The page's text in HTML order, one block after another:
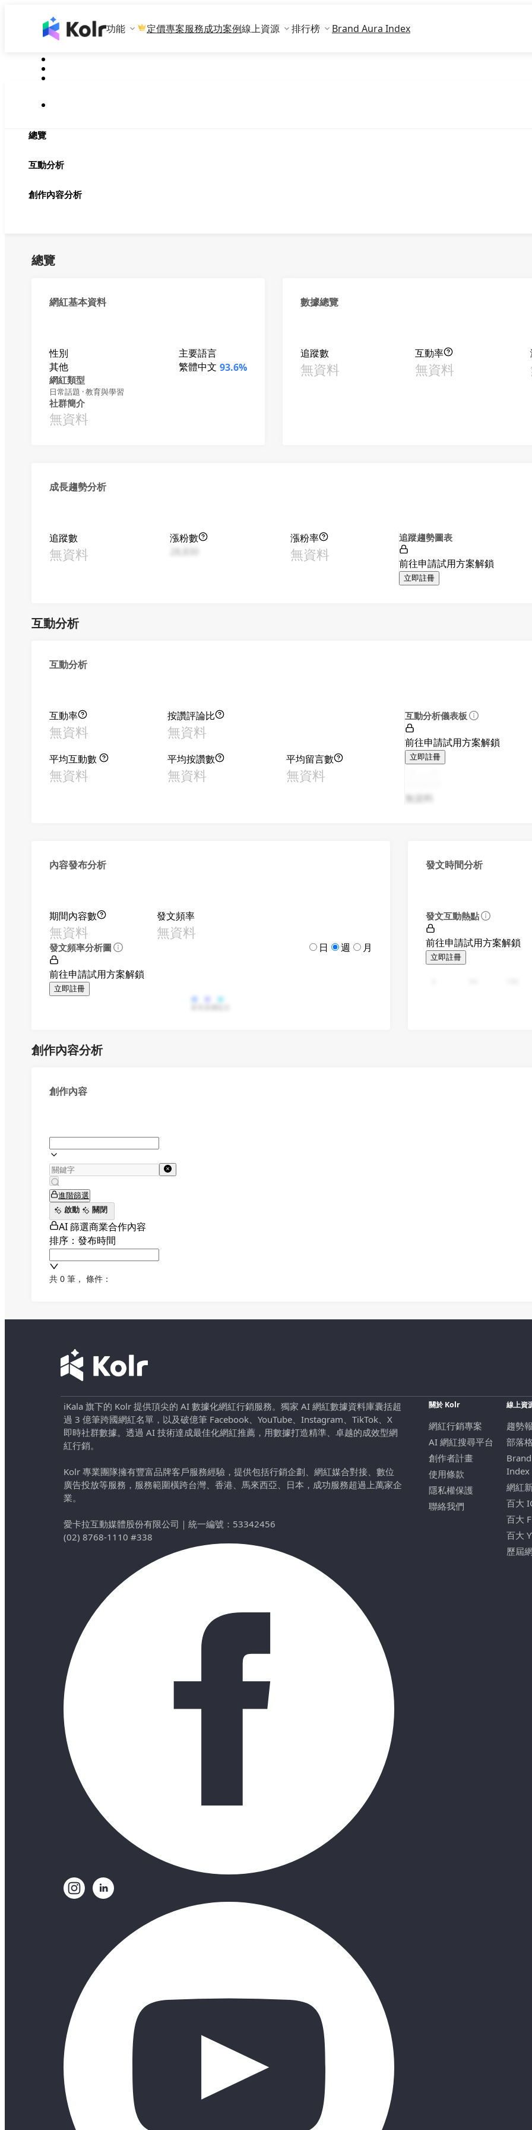
功能 定價專案服務成功案例線上資源 排行榜 Brand Aura Index
總覽
互動分析
創作內容分析
總覽
網紅基本資料
性別
其他
主要語言
繁體中文 93.6%
網紅類型
日常話題 · 教育與學習
社群簡介
無資料
數據總覽
追蹤數
無資料
互動率
無資料
成長趨勢分析
追蹤數
無資料
漲粉數
漲粉率
無資料
追蹤趨勢圖表
前往申請試用方案解鎖
立即註冊
互動分析
互動分析
互動率
無資料
按讚評論比
無資料
平均互動數
無資料
平均按讚數
無資料
平均留言數
無資料
互動分析儀表板
前往申請試用方案解鎖
立即註冊
無資料
內容發布分析
期間內容數
無資料
發文頻率
無資料
發文頻率分析圖 日 週 月
前往申請試用方案解鎖
立即註冊
發文時間分析
發文互動熱點
前往申請試用方案解鎖
立即註冊
創作內容分析
創作內容
進階篩選
啟動
關閉
AI 篩選商業合作內容
排序：發布時間
共 0 筆 ， 條件：
iKala 旗下的 Kolr 提供頂尖的 AI 數據化網紅行銷服務。獨家 AI 網紅數據資料庫囊括超
過 3 億筆跨國網紅名單，以及破億筆 Facebook、YouTube、Instagram、TikTok、X
即時社群數據。透過 AI 技術達成最佳化網紅推薦，用數據打造精準、卓越的成效型網
紅行銷。
Kolr 專業團隊擁有豐富品牌客戶服務經驗，提供包括行銷企劃、網紅媒合對接、數位
廣告投放等服務，服務範圍橫跨台灣、香港、馬來西亞、日本，成功服務超過上萬家企
業。
愛卡拉互動媒體股份有限公司 ｜ 統一編號：53342456
(02) 8768-1110 #338
關於 Kolr
網紅行銷專案
AI 網紅搜尋平台
創作者計畫
使用條款
隱私權保護
聯絡我們
線上資
趨勢
部落格
Index
網紅
百大
百大
百大
歷屆